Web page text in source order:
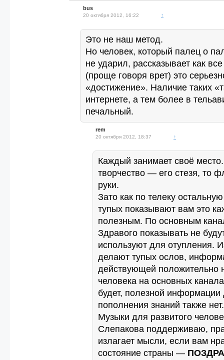
bus
20 октября 2012, 16:22 ↑
Это не наш метод.
Но человек, который палец о
не ударил, рассказывает как
(проще говоря врет) это
«достижение». Наличие таких
интернете, а тем более в
печальный.
rem
20 октября 2012, 18:37 ↑
Каждый занимает своё
творчество — его стезя, то
руки.
Зато как по телеку
тупых показывают вам это
полезным. По основным
Здравого показывать не
используют для отупления.
делают тупых ослов,
действующей положительно
человека на основных
будет, полезной информации
пополнения знаний также нет.
Музыки для развитого
Слепакова поддерживаю,
излагает мысли, если вам
состояние страны —